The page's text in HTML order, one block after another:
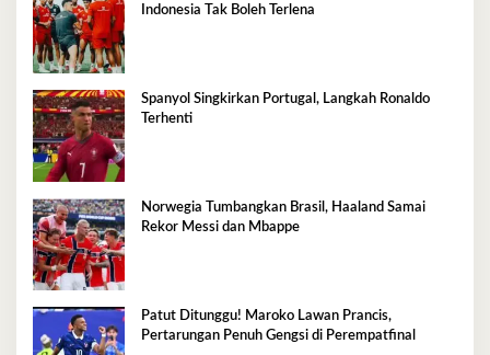
Indonesia Tak Boleh Terlena
Spanyol Singkirkan Portugal, Langkah Ronaldo
Terhenti
Norwegia Tumbangkan Brasil, Haaland Samai
Rekor Messi dan Mbappe
Patut Ditunggu! Maroko Lawan Prancis,
Pertarungan Penuh Gengsi di Perempatfinal